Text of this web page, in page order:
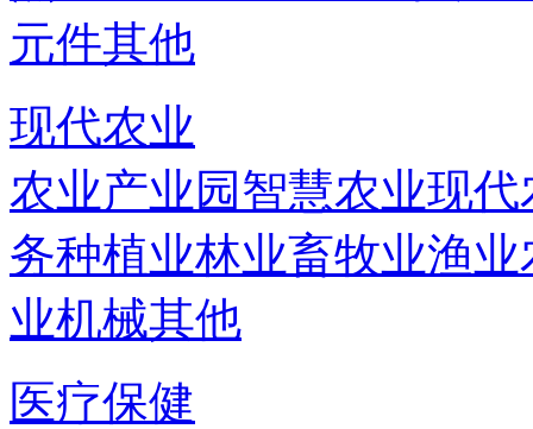
元件其他
现代农业
农业产业园智慧农业现代
务种植业林业畜牧业渔业
业机械其他
医疗保健